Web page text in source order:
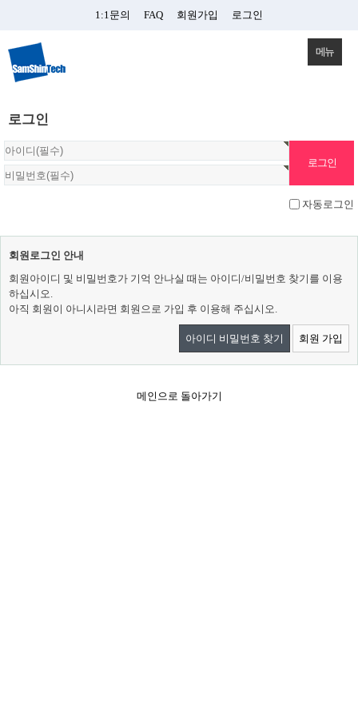
1:1문의 FAQ 회원가입 로그인
메뉴
로그인
자동로그인
회원로그인 안내
회원아이디 및 비밀번호가 기억 안나실 때는 아이디/비밀번호 찾기를 이용
하십시오.
아직 회원이 아니시라면 회원으로 가입 후 이용해 주십시오.
아이디 비밀번호 찾기 회원 가입
메인으로 돌아가기